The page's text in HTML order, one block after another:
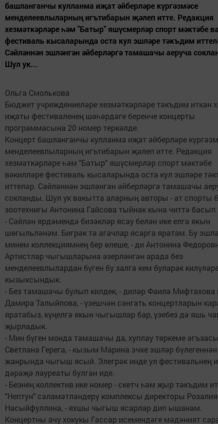
башланганчы кулланма иҗат әйберләре күргәзмәсе
менделеевлыларның игътибарын җәлеп итте. Редакция
хезмәткәрләре һәм "Батыр" яшүсмерләр спорт мәктәбе
фестиваль кысаларында оста кул эшләре тәкъдим
Сәйләннән эшләнгән әйберләргә тамашачы аеруча
Шул ук...
Ольга Смолькова
Бюджет учреждениеләре хезмәткәрләре тәкъдим иткән
иҗаты фестиваленең шәһәрдәге беренче концерты
программасына 20 номер теркәлде.
Концерт башланганчы кулланма иҗат әйберләре
менделеевлыларның игътибарын җәлеп итте. Редакция
хезмәткәрләре һәм "Батыр" яшүсмерләр спорт мәктәбе
вәкилләре фестиваль кысаларында оста кул эшләре
иттеләр. Сәйләннән эшләнгән әйберләргә тамашачы
сокланды. Шул ук вакытта аларның авторы - ат спорты
зоотехнигы Антонина Гайсова тыйнак кына читтә
- Сәйлән ярдәмендә бизәкләр ясау белән ике елга якын
шөгыльләнәм. Бигрәк тә агачлар ясарга яратам. Бу
минем коллекциямнең бер өлеше, - ди Антонина
Артистлар чыгышларына әзерләнгән арада без
менделеевлылардан бүген бу залга кем буларак
кызыксындык.
- Без тамашачы булып килдек, - диләр Фаилә Мифтахова
Дамира Талыйпова, - үзешчән сәнгать концертларын
яратабыз, күңелгә якын чыгышлар бар, үзебез дә яшь
җырладык.
- Мин бүген монда тамашачы да, хуплау төркеме
Светлана Герега, - кызым Марина эчке эшләр
жанрында чыгыш ясый. Элегрәк инде ул фестивальнең
дәрәҗә лауреаты булган иде.
- Безнең коллектив ике номер - скетч һәм җыр тәкъдим
"Нептун" сәламәтләндерү комплексы директоры Розалия
Насыйфуллина, - яхшы чыгыш ясарлар дип ышанам.
Концертны ачу хокукы Гассар исемендәге мәдәният